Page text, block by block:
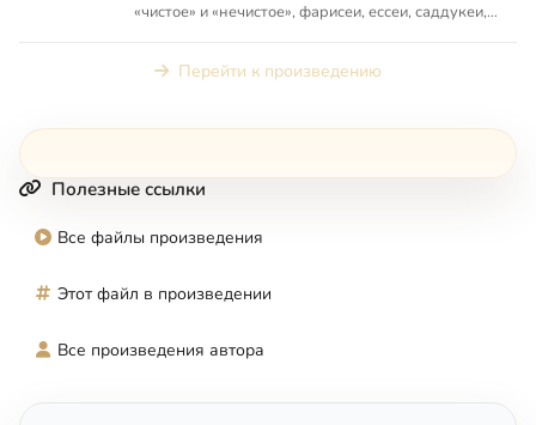
«чистое» и «нечистое», фарисеи, ессеи, саддукеи,
Перейти к произведению
Полезные ссылки
Все файлы произведения
Этот файл в произведении
Все произведения автора